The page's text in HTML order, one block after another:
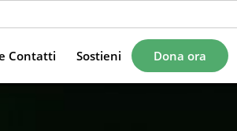
Contatti Sostieni Dona ora